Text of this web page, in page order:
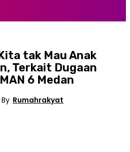
tak Mau Anak
Terkait Dugaan
6 Medan
By Rumahrakyat